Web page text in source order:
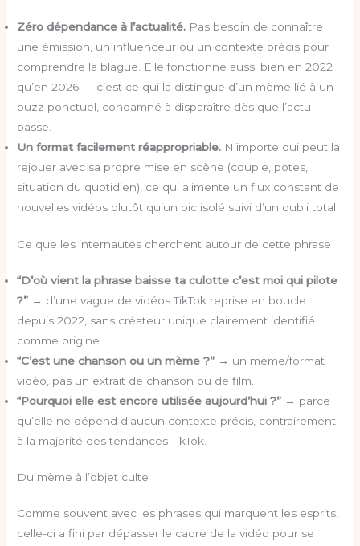
Zéro dépendance à l’actualité. Pas besoin de connaître
une émission, un influenceur ou un contexte précis pour
comprendre la blague. Elle fonctionne aussi bien en 2022
qu’en 2026 — c’est ce qui la distingue d’un mème lié à un
buzz ponctuel, condamné à disparaître dès que l’actu
passe.
Un format facilement réappropriable. N’importe qui peut la
rejouer avec sa propre mise en scène (couple, potes,
situation du quotidien), ce qui alimente un flux constant de
nouvelles vidéos plutôt qu’un pic isolé suivi d’un oubli total.
Ce que les internautes cherchent autour de cette phrase
“D’où vient la phrase baisse ta culotte c’est moi qui pilote
?” → d’une vague de vidéos TikTok reprise en boucle
depuis 2022, sans créateur unique clairement identifié
comme origine.
“C’est une chanson ou un mème ?” → un mème/format
vidéo, pas un extrait de chanson ou de film.
“Pourquoi elle est encore utilisée aujourd’hui ?” → parce
qu’elle ne dépend d’aucun contexte précis, contrairement
à la majorité des tendances TikTok.
Du mème à l’objet culte
Comme souvent avec les phrases qui marquent les esprits,
celle-ci a fini par dépasser le cadre de la vidéo pour se